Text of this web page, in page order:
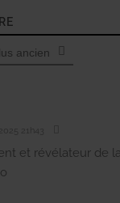
ancien
21h43
et révélateur de